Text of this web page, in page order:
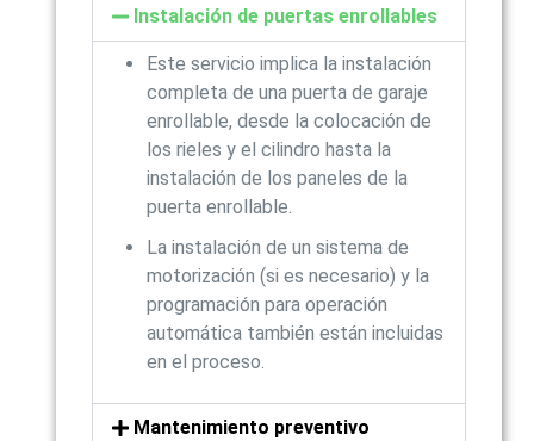
Instalación de puertas enrollables
Este servicio implica la instalación
completa de una puerta de garaje
enrollable, desde la colocación de
los rieles y el cilindro hasta la
instalación de los paneles de la
puerta enrollable.
La instalación de un sistema de
motorización (si es necesario) y la
programación para operación
automática también están incluidas
en el proceso.
Mantenimiento preventivo